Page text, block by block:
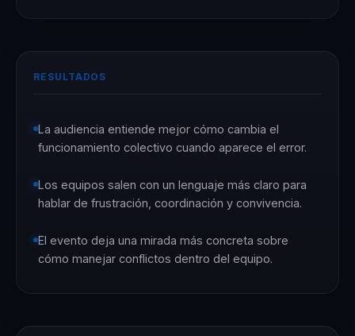
RESULTADOS
La audiencia entiende mejor cómo cambia el
funcionamiento colectivo cuando aparece el error.
Los equipos salen con un lenguaje más claro para
hablar de frustración, coordinación y convivencia.
El evento deja una mirada más concreta sobre
cómo manejar conflictos dentro del equipo.